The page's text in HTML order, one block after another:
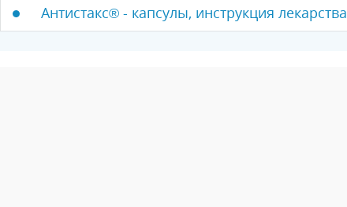
Антистакс® - капсулы, инструкция лекарства